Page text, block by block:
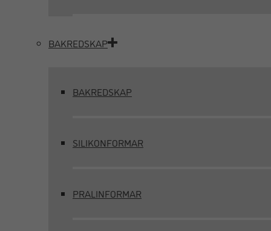
BAKREDSKAP
BAKREDSKAP
SILIKONFORMAR
PRALINFORMAR